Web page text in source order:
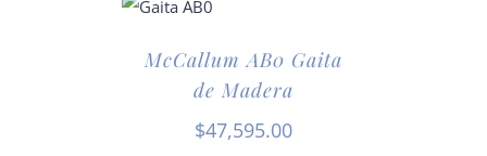
CARRITO
McCallum AB0 Gaita
de Madera
$47,595.00